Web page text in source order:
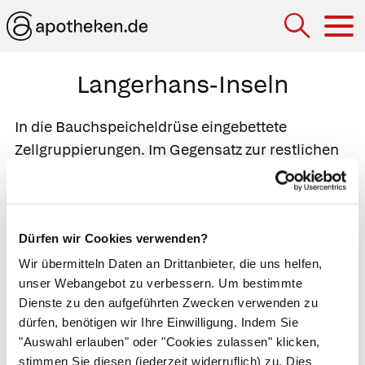
Dürfen wir Cookies verwenden?
Wir übermitteln Daten an Drittanbieter, die uns helfen,
unser Webangebot zu verbessern. Um bestimmte
Dienste zu den aufgeführten Zwecken verwenden zu
dürfen, benötigen wir Ihre Einwilligung. Indem Sie
"Auswahl erlauben" oder "Cookies zulassen" klicken,
stimmen Sie diesen (jederzeit widerruflich) zu. Dies
Langerhans-Inseln
In die Bauchspeicheldrüse eingebettete
Zellgruppierungen. Im Gegensatz zur restlichen
Langerhans-Inseln keine Verdauungsenzyme
enthalten verschiedene Zelltypen: Die am
häufigsten vertretenenB-Zellenbilden Insulin
und senken dadurch denBlutzuckerspiegel
A-Zellenerhöhen den Blutzuckerspiegel, indem
sie Glukagonproduzieren. DieD-Zellensenken
durchSomatostatinden Somatotropinspiegel